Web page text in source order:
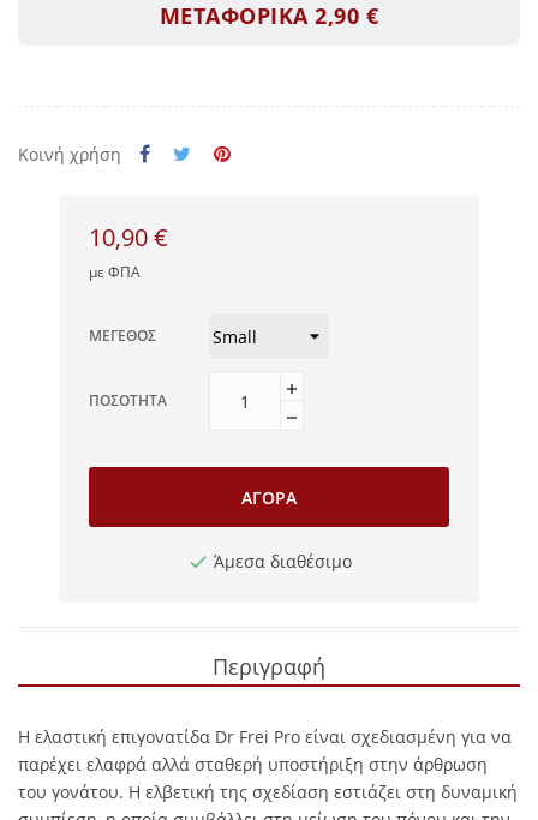
ΜΕΤΑΦΟΡΙΚΑ 2,90 €
Κοινή χρήση
10,90 €
με ΦΠΑ
ΜΈΓΕΘΟΣ
ΠΟΣΌΤΗΤΑ
ΑΓΟΡΆ
Άμεσα διαθέσιμο
Περιγραφή
Η ελαστική επιγονατίδα Dr Frei Pro είναι σχεδιασμένη για να
παρέχει ελαφρά αλλά σταθερή υποστήριξη στην άρθρωση
του γονάτου. Η ελβετική της σχεδίαση εστιάζει στη δυναμική